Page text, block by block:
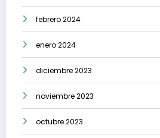
febrero 2024
enero 2024
diciembre 2023
noviembre 2023
octubre 2023